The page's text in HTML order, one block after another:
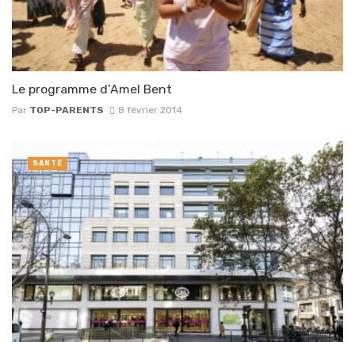
Le programme d’Amel Bent
Par TOP-PARENTS 8 février 2014
SANTÉ